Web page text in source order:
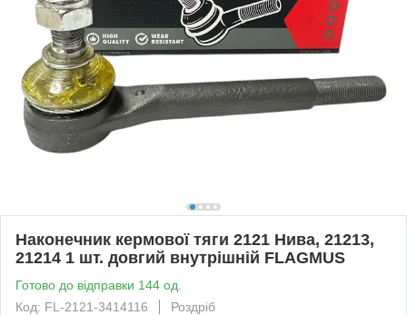
Наконечник кермової тяги 2121 Нива, 21213,
21214 1 шт. довгий внутрішній FLAGMUS
Готово до відправки 144 од.
Код: FL-2121-3414116
Роздріб